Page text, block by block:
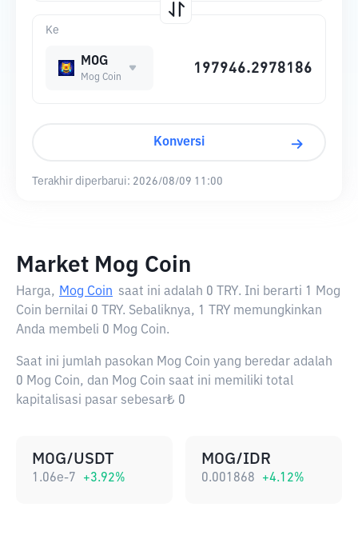
Ke
MOG
Mog Coin
Konversi
Terakhir diperbarui: 2026/08/09 11:00
Market Mog Coin
Harga, Mog Coin saat ini adalah 0 TRY. Ini berarti 1 Mog
Coin bernilai 0 TRY. Sebaliknya, 1 TRY memungkinkan
Anda membeli 0 Mog Coin.
Saat ini jumlah pasokan Mog Coin yang beredar adalah
0 Mog Coin, dan Mog Coin saat ini memiliki total
kapitalisasi pasar sebesar₺ 0
MOG/USDT
1.06e-7 +3.92%
MOG/IDR
0.001868 +4.12%